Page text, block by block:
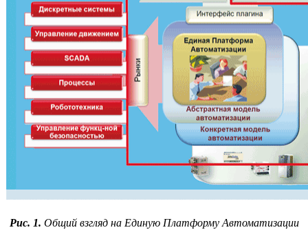
Рис. 1. Общий взгляд на Единую Платформу Автоматизации